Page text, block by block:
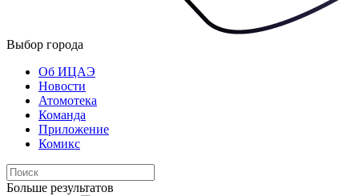
Выбор города
Об ИЦАЭ
Новости
Атомотека
Команда
Приложение
Комикс
Больше результатов